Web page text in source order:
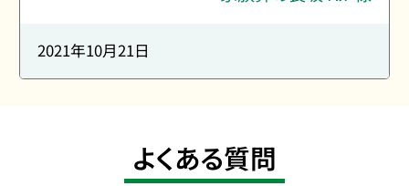
2021年10月21日
よくある質問